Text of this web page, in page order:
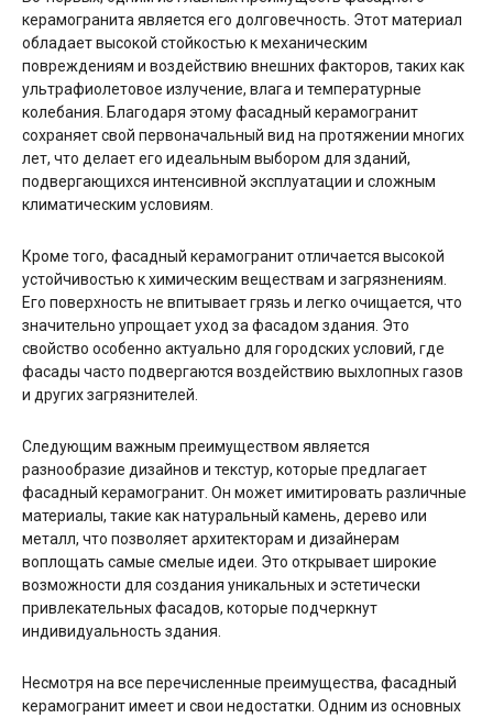
керамогранита является его долговечность. Этот материал
обладает высокой стойкостью к механическим
повреждениям и воздействию внешних факторов, таких как
ультрафиолетовое излучение, влага и температурные
колебания. Благодаря этому фасадный керамогранит
сохраняет свой первоначальный вид на протяжении многих
лет, что делает его идеальным выбором для зданий,
подвергающихся интенсивной эксплуатации и сложным
климатическим условиям.
Кроме того, фасадный керамогранит отличается высокой
устойчивостью к химическим веществам и загрязнениям.
Его поверхность не впитывает грязь и легко очищается, что
значительно упрощает уход за фасадом здания. Это
свойство особенно актуально для городских условий, где
фасады часто подвергаются воздействию выхлопных газов
и других загрязнителей.
Следующим важным преимуществом является
разнообразие дизайнов и текстур, которые предлагает
фасадный керамогранит. Он может имитировать различные
материалы, такие как натуральный камень, дерево или
металл, что позволяет архитекторам и дизайнерам
воплощать самые смелые идеи. Это открывает широкие
возможности для создания уникальных и эстетически
привлекательных фасадов, которые подчеркнут
индивидуальность здания.
Несмотря на все перечисленные преимущества, фасадный
керамогранит имеет и свои недостатки. Одним из основных